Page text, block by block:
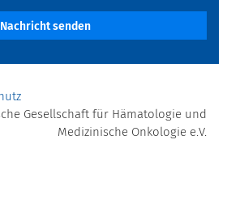
Nachricht senden
Gesellschaft für Hämatologie und
Medizinische Onkologie e.V.